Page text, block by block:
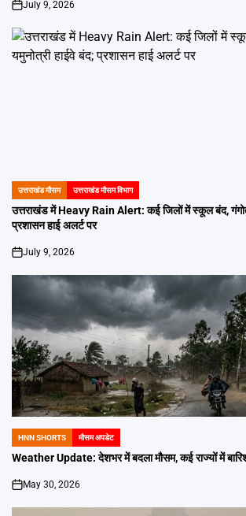
on
July 9, 2026
POSTED
IN
उत्तराखंड मौसम उत्तराखंड मौसम विभाग
उत्तराखंड में Heavy Rain Alert: कई जिलों में स्कूल बंद,
प्रशासन हाई अलर्ट पर
on
July 9, 2026
POSTED
IN
HNN SHORTS मौसम अपडेट
Weather Update: देशभर में बदला मौसम, कई राज्यों में
on
May 30, 2026